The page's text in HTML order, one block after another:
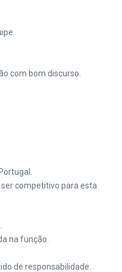
com bom discurso.
ser competitivo para esta
na função.
de responsabilidade.